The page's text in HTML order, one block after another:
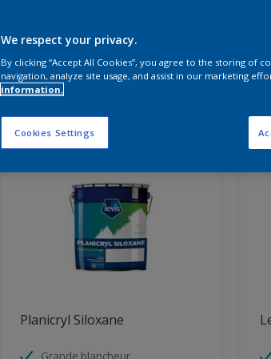
Trouvez les produits
41Produits trouvés
Planicryl Siloxane
Grande blancheur
We respect your privacy.
By clicking “Accept All Cookies”, you agree to the storing of
navigation, analyze site usage, and assist in our marketing
information.
Cookies Settings